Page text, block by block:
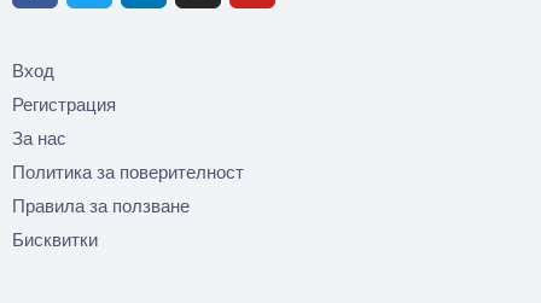
Вход
Регистрация
За нас
Политика за поверителност
Правила за ползване
Бисквитки